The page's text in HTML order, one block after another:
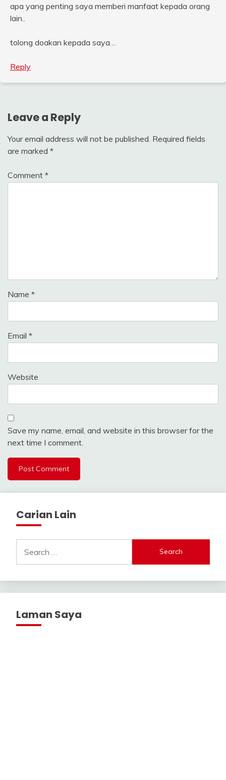
apa yang penting saya memberi manfaat kepada orang
lain..
tolong doakan kepada saya…
Reply
Leave a Reply
Your email address will not be published. Required fields
are marked *
Comment *
Name *
Email *
Website
Save my name, email, and website in this browser for the
next time I comment.
Carian Lain
for:
Laman Saya